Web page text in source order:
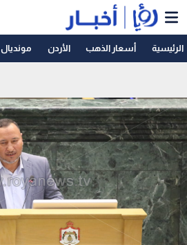
الرئيسية أسعار الذهب الأردن مونديال 2026